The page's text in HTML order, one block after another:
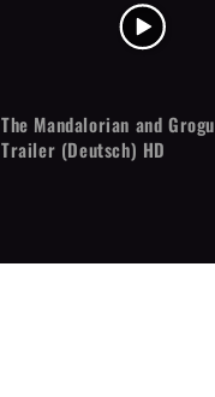
The Mandalorian and
Trailer (Deutsch) HD